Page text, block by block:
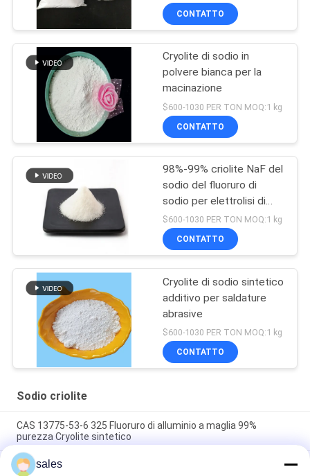
CONTATTO
Cryolite di sodio in
polvere bianca per la
macinazione
$600-1030 PER TON MOQ:1 kg
CONTATTO
98%-99% criolite NaF del
sodio del fluoruro di
sodio per elettrolisi di
alluminio
$600-1030 PER TON MOQ:1 kg
CONTATTO
Cryolite di sodio sintetico
additivo per saldature
abrasive
$600-1030 PER TON MOQ:1 kg
CONTATTO
Sodio criolite
CAS 13775-53-6 325 Fluoruro di alluminio a maglia 99%
purezza Cryolite sintetico
Oltre il grado 1000 di industriale di Mesh Sodium Cryolite CAS
sales